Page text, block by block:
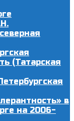
(Татарская
в
на 2006-